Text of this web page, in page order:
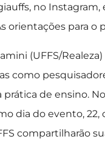
no
orientações para
(UFFS/
como
de ensino.
dia do evento, 22,
compartilharão